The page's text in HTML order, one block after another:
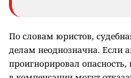
По словам юристов,
делам неоднозначна. Если
проигнорировал